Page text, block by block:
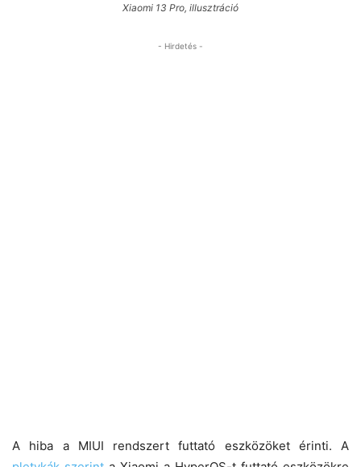
Xiaomi 13 Pro, illusztráció
- Hirdetés -
A hiba a MIUI rendszert futtató eszközöket érinti. A